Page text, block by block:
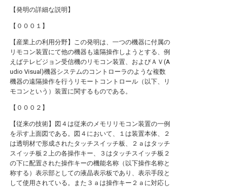
【発明の詳細な説明】
【０００１】
【産業上の利用分野】この発明は、一つの機器に付属の
リモコン装置にて他の機器も遠隔操作しようとする、例
えばテレビジョン受信機のリモコン装置、およびＡＶ(A
udio Visual)機器システムのコントローラのような複数
機器の遠隔操作を行うリモートコントロール（以下、リ
モコンという）装置に関するものである。
【０００２】
【従来の技術】図４は従来のメモリリモコン装置の一例
を示す上面図である。図４において、１は装置本体、２
は透明材で形成されたタッチスイッチ板、２ａはタッチ
スイッチ板２上の各操作キー、３はタッチスイッチ板２
の下に配置された操作キーの機能名称（以下操作名称と
称する）表示部としての液晶表示板であり、表示手段と
して使用されている。また３ａは操作キー２ａに対応し